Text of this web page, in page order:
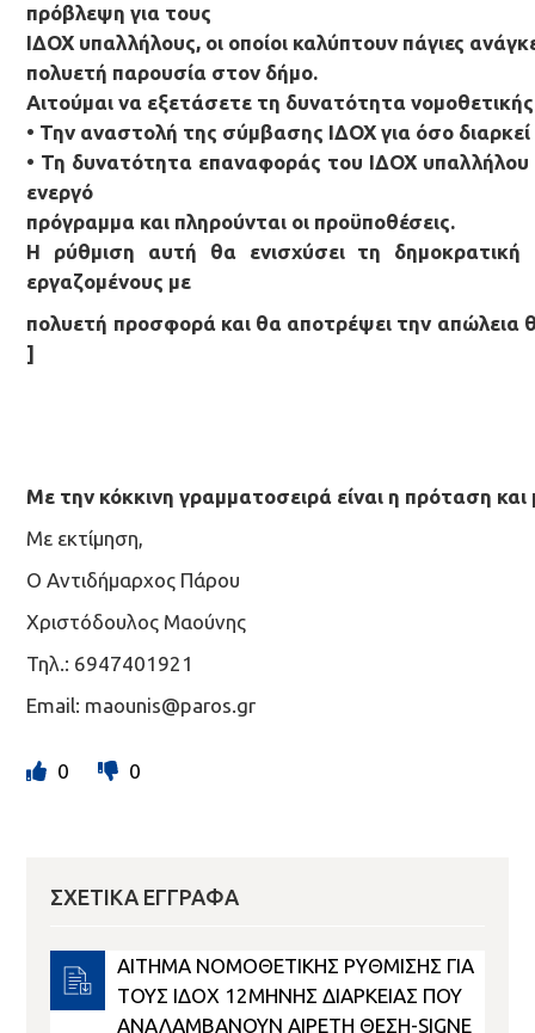
πρόβλεψη για τους
ΙΔΟΧ υπαλλήλους, οι οποίοι καλύπτουν πάγιες
πολυετή παρουσία στον δήμο.
Αιτούμαι να εξετάσετε τη δυνατότητα
• Την αναστολή της σύμβασης ΙΔΟΧ για όσο διαρκεί
• Τη δυνατότητα επαναφοράς του ΙΔΟΧ
ενεργό
πρόγραμμα και πληρούνται οι προϋποθέσεις.
Η ρύθμιση αυτή θα ενισχύσει τη δημοκρατική
εργαζομένους με
πολυετή προσφορά και θα αποτρέψει την απώλεια
]
Με την κόκκινη γραμματοσειρά είναι η πρόταση
Με εκτίμηση,
Ο Αντιδήμαρχος Πάρου
Χριστόδουλος Μαούνης
Τηλ.: 6947401921
Email: maounis@paros.gr
0 0
ΣΧΕΤΙΚΆ ΈΓΓΡΑΦΑ
ΑΙΤΗΜΑ ΝΟΜΟΘΕΤΙΚΗΣ ΡΥΘΜΙΣΗΣ ΓΙΑ
ΤΟΥΣ ΙΔΟΧ 12ΜΗΝΗΣ ΔΙΑΡΚΕΙΑΣ ΠΟΥ
ΑΝΑΛΑΜΒΑΝΟΥΝ ΑΙΡΕΤΗ ΘΕΣΗ-SIGNE